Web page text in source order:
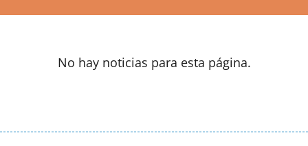
No hay noticias para esta página.